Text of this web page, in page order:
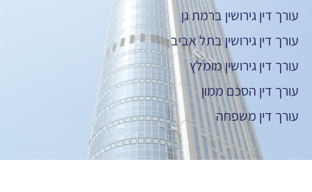
עורך דין גירושין ברמת גן
עורך דין גירושין בתל אביב
עורך דין גירושין מומלץ
עורך דין הסכם ממון
עורך דין משפחה